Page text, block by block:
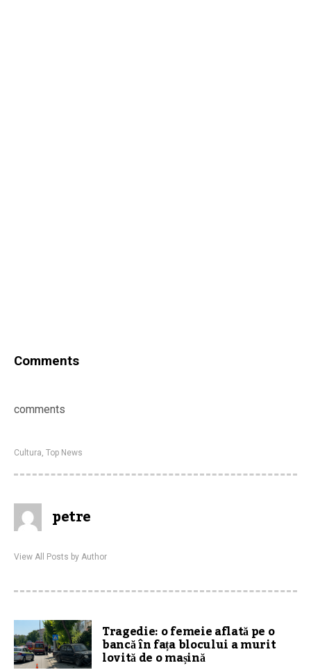
Comments
comments
Cultura Top News
petre
View All Posts by Author
Tragedie: o femeie aflată pe o
bancă în fața blocului a murit
lovită de o mașină